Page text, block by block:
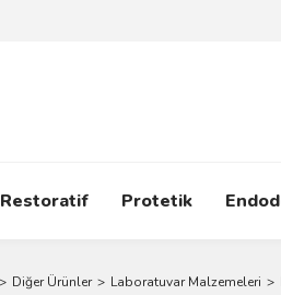
Restoratif Protetik
Diğer Ürünler Laboratuvar Malzemeleri